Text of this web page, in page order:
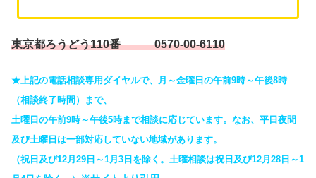
東京都ろうどう110番0570-00-6110
★上記の電話相談専用ダイヤルで、月～金曜日の午前9時～午後8時
（相談終了時間）まで、
土曜日の午前9時～午後5時まで相談に応じています。なお、平日夜間
及び土曜日は一部対応していない地域があります。
（祝日及び12月29日～1月3日を除く。土曜相談は祝日及び12月28日～1